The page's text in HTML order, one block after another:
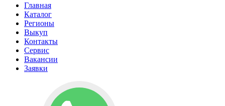
Главная
Каталог
Регионы
Выкуп
Контакты
Сервис
Вакансии
Заявки